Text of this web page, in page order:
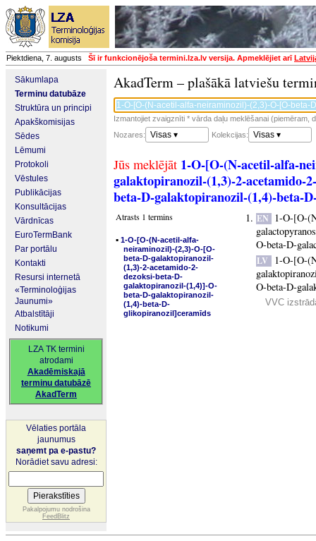
Piektdiena, 7. augusts Šī ir funkcionējoša termini.lza.lv versija. Apmeklējiet arī
Sākumlapa
Terminu datubāze
Struktūra un principi
Apakškomisijas
Sēdes
Lēmumi
Protokoli
Vēstules
Publikācijas
Konsultācijas
Vārdnīcas
EuroTermBank
Par portālu
Kontakti
Resursi internetā
«Terminoloģijas
Jaunumi»
Atbalstītāji
Notikumi
LZA TK termini
atrodami
Akadēmiskajā
terminu datubāzē
AkadTerm
Vēlaties portāla
jaunumus
saņemt pa e-pastu?
Norādiet savu adresi:
Pakalpojumu nodrošina
FeedBlitz
AkadTerm – plašākā latviešu
Izmantojiet zvaigznīti * vārda daļu meklēšanai (piemēram,
Nozares:
Visas ▾ Kolekcijas: Visas ▾
Jūs meklējāt 1-O-[O-(N-acetil-alfa-
galaktopiranozil-(1,3)-2-acetamido-
beta-D-galaktopiranozil-(1,4)-beta-
Atrasts 1 termins
▪ 1-O-[O-(N-acetil-alfa-
neiraminozil)-(2,3)-O-[O-
beta-D-galaktopiranozil-
(1,3)-2-acetamido-2-
dezoksi-beta-D-
galaktopiranozil-(1,4)]-O-
beta-D-galaktopiranozil-
(1,4)-beta-D-
glikopiranozil]ceramīds
EN
1-O-[O-
O-beta-D-
LV
1-O-[O-
O-beta-D-
VVC